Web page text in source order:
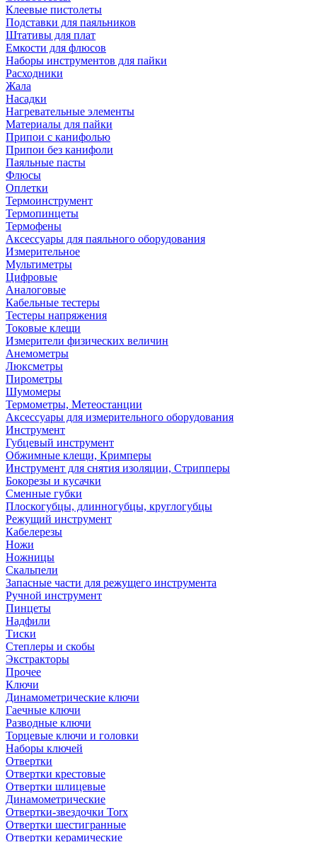
Клеевые пистолеты
Подставки для паяльников
Штативы для плат
Емкости для флюсов
Наборы инструментов для пайки
Расходники
Жала
Насадки
Нагревательные элементы
Материалы для пайки
Припои с канифолью
Припои без канифоли
Паяльные пасты
Флюсы
Оплетки
Термоинструмент
Термопинцеты
Термофены
Аксессуары для паяльного оборудования
Измерительное
Мультиметры
Цифровые
Аналоговые
Кабельные тестеры
Тестеры напряжения
Токовые клещи
Измерители физических величин
Анемометры
Люксметры
Пирометры
Шумомеры
Термометры, Метеостанции
Аксессуары для измерительного оборудования
Инструмент
Губцевый инструмент
Обжимные клещи, Кримперы
Инструмент для снятия изоляции, Стрипперы
Бокорезы и кусачки
Сменные губки
Плоскогубцы, длинногубцы, круглогубцы
Режущий инструмент
Кабелерезы
Ножи
Ножницы
Скальпели
Запасные части для режущего инструмента
Ручной инструмент
Пинцеты
Надфили
Тиски
Степлеры и скобы
Экстракторы
Прочее
Ключи
Динамометрические ключи
Гаечные ключи
Разводные ключи
Торцевые ключи и головки
Наборы ключей
Отвертки
Отвертки крестовые
Отвертки шлицевые
Динамометрические
Отвертки-звездочки Torx
Отвертки шестигранные
Отвертки керамические